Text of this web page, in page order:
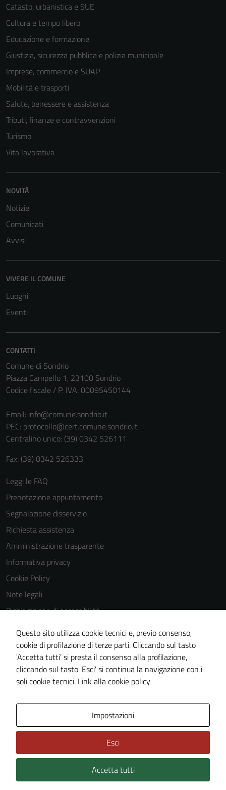
Catasto, urbanistica e SUE
Cultura e tempo libero
Educazione e formazione
Giustizia, sicurezza pubblica e polizia municipale
Imprese, commercio e SUAP
Mobilità e trasporti
Salute, benessere e assistenza
Tributi, finanze e contravvenzioni
Turismo
Vita lavorativa
NOVITÀ
Notizie
Comunicati
Avvisi
VIVERE IL COMUNE
Luoghi
Eventi
CONTATTI
Comune di Sondrio
Piazza Campello 1, 23100 Sondrio
Codice fiscale / P. IVA: 00095450144
Email: info@comune.sondrio.it
PEC: protocollo@cert.comune.sondrio.it
Centralino unico: (39) 0342 526111
Fax: (39) 0342 526333
Leggi le FAQ
Prenotazione appuntamento
Segnalazione disservizio
Richiesta assistenza
Amministrazione trasparente
Informativa privacy
Cookie Policy
Note legali
Dichiarazione di accessibilità
Dichiarazione di accessibilità Servizi
Whistleblowing
Piano di miglioramento del sito
Area riservata
Technical Design s.r.l.
Questo sito utilizza cookie tecnici e, previo consenso,
cookie di profilazione di terze parti. Cliccando sul tasto
'Accetta tutti' si presta il consenso alla profilazione,
cliccando sul tasto 'Esci' si continua la navigazione con i
soli cookie tecnici. Link alla cookie policy
Impostazioni
Esci
Accetta tutti
possono